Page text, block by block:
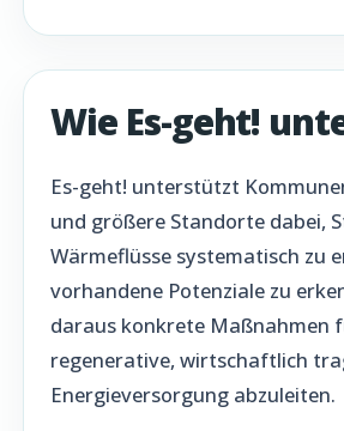
Wie Es-geht!
Es-geht! unterstützt
und größere Standorte dabei,
Wärmeflüsse systematisch zu
vorhandene Potenziale zu
daraus konkrete Maßnahmen
regenerative, wirtschaftlich
Energieversorgung abzuleiten.